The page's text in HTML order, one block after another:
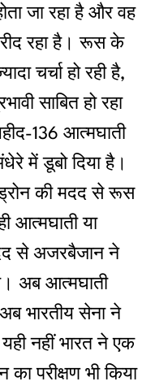
जा रहा है और वह
रहा है। रूस के
चर्चा हो रही है,
साबित हो रहा
136 आत्मघाती
में डूबो दिया है।
की मदद से रूस
आत्‍मघाती या
से अजरबैजान ने
अब आत्‍मघाती
भारतीय सेना ने
नहीं भारत ने एक
का परीक्षण भी किया